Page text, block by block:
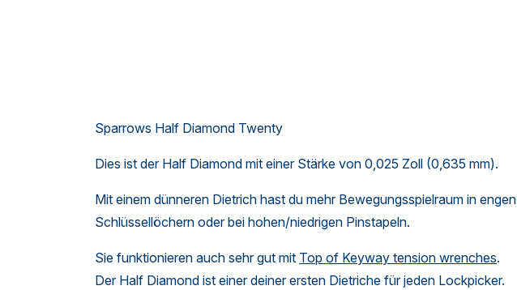
Sparrows Half Diamond Twenty
Dies ist der Half Diamond mit einer Stärke von 0,025 Zoll (0,635 mm).
Mit einem dünneren Dietrich hast du mehr Bewegungsspielraum in engen
Schlüssellöchern oder bei hohen/niedrigen Pinstapeln.
Sie funktionieren auch sehr gut mit Top of Keyway tension wrenches.
Der Half Diamond ist einer deiner ersten Dietriche für jeden Lockpicker.